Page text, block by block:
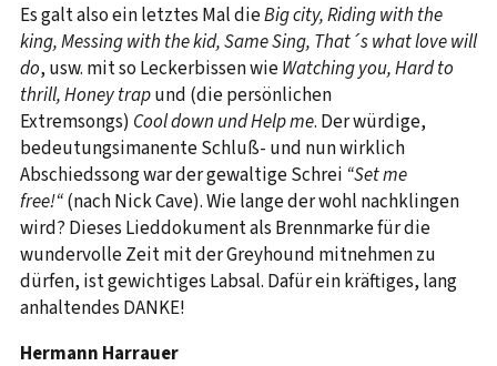
Es galt also ein letztes Mal dieBig city, Riding with the
king, Messing with the kid, Same Sing, That´s what love will
do, usw. mit so Leckerbissen wieWatching you, Hard to
thrill, Honey trapund (die persönlichen
Extremsongs) Cool down und Help me. Der würdige,
bedeutungsimanente Schluß- und nun wirklich
Abschiedssong war der gewaltige Schrei “Set me
free!“(nach Nick Cave). Wie lange der wohl nachklingen
wird? Dieses Lieddokument als Brennmarke für die
wundervolle Zeit mit der Greyhound mitnehmen zu
dürfen, ist gewichtiges Labsal. Dafür ein kräftiges, lang
anhaltendes DANKE!
Hermann Harrauer